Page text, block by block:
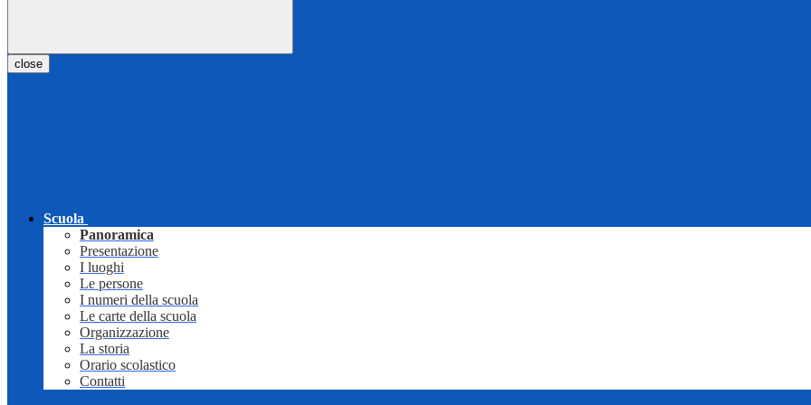
close
Scuola
Panoramica
Presentazione
I luoghi
Le persone
I numeri della scuola
Le carte della scuola
Organizzazione
La storia
Orario scolastico
Contatti